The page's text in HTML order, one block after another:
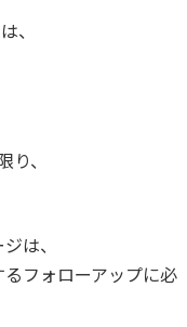
、
、
は、
フォローアップに必